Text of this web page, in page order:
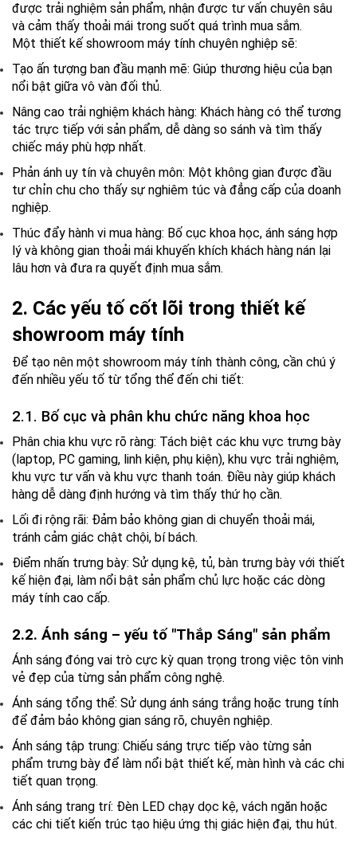
được trải nghiệm sản phẩm, nhận được tư vấn chuyên sâu
và cảm thấy thoải mái trong suốt quá trình mua sắm.
Một thiết kế showroom máy tính chuyên nghiệp sẽ:
Tạo ấn tượng ban đầu mạnh mẽ: Giúp thương hiệu của bạn
nổi bật giữa vô vàn đối thủ.
Nâng cao trải nghiệm khách hàng: Khách hàng có thể tương
tác trực tiếp với sản phẩm, dễ dàng so sánh và tìm thấy
chiếc máy phù hợp nhất.
Phản ánh uy tín và chuyên môn: Một không gian được đầu
tư chỉn chu cho thấy sự nghiêm túc và đẳng cấp của doanh
nghiệp.
Thúc đẩy hành vi mua hàng: Bố cục khoa học, ánh sáng hợp
lý và không gian thoải mái khuyến khích khách hàng nán lại
lâu hơn và đưa ra quyết định mua sắm.
2. Các yếu tố cốt lõi trong thiết kế
showroom máy tính
Để tạo nên một showroom máy tính thành công, cần chú ý
đến nhiều yếu tố từ tổng thể đến chi tiết:
2.1. Bố cục và phân khu chức năng khoa học
Phân chia khu vực rõ ràng: Tách biệt các khu vực trưng bày
(laptop, PC gaming, linh kiện, phụ kiện), khu vực trải nghiệm,
khu vực tư vấn và khu vực thanh toán. Điều này giúp khách
hàng dễ dàng định hướng và tìm thấy thứ họ cần.
Lối đi rộng rãi: Đảm bảo không gian di chuyển thoải mái,
tránh cảm giác chật chội, bí bách.
Điểm nhấn trưng bày: Sử dụng kệ, tủ, bàn trưng bày với thiết
kế hiện đại, làm nổi bật sản phẩm chủ lực hoặc các dòng
máy tính cao cấp.
2.2. Ánh sáng – yếu tố "Thắp Sáng" sản phẩm
Ánh sáng đóng vai trò cực kỳ quan trọng trong việc tôn vinh
vẻ đẹp của từng sản phẩm công nghệ.
Ánh sáng tổng thể: Sử dụng ánh sáng trắng hoặc trung tính
để đảm bảo không gian sáng rõ, chuyên nghiệp.
Ánh sáng tập trung: Chiếu sáng trực tiếp vào từng sản
phẩm trưng bày để làm nổi bật thiết kế, màn hình và các chi
tiết quan trọng.
Ánh sáng trang trí: Đèn LED chạy dọc kệ, vách ngăn hoặc
các chi tiết kiến trúc tạo hiệu ứng thị giác hiện đại, thu hút.